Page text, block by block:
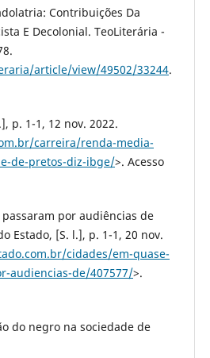
Contribuições Da
E Decolonial. TeoLiterária -
article/view/49502/33244.
p. 1-1, 12 nov. 2022.
carreira/renda-media-
de-pretos-diz-ibge/>. Acesso
passaram por audiências de
Estado, [S. l.], p. 1-1, 20 nov.
cidades/em-quase-
audiencias-de/407577/>.
do negro na sociedade de